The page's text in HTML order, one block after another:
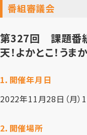
番組審議会
第327回 課題番組
天！よかとこ！うま
1．開催年月日
2022年11月28日（月
2．開催場所